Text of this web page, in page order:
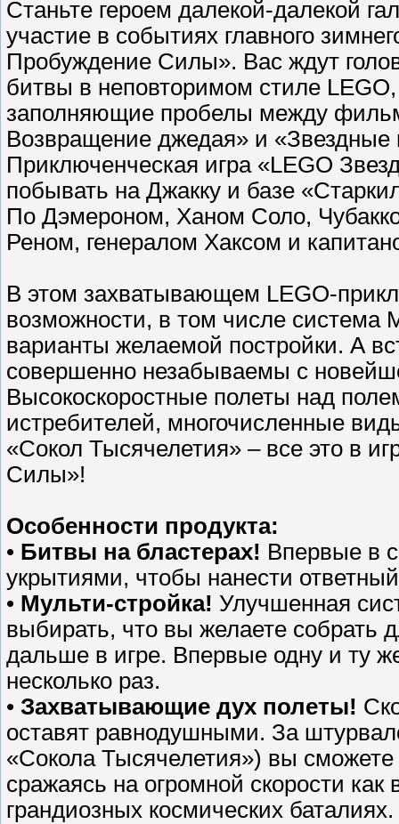
Станьте героем далекой-далекой
участие в событиях главного
Пробуждение Силы». Вас ждут
битвы в неповторимом стиле
заполняющие пробелы между
Возвращение джедая» и
Приключенческая игра «LEGO
побывать на Джакку и базе
По Дэмероном, Ханом Соло,
Реном, генералом Хаксом и
В этом захватывающем LEGO-
возможности, в том числе
варианты желаемой постройки. А
совершенно незабываемы с
Высокоскоростные полеты над
истребителей, многочисленные
«Сокол Тысячелетия» – все это в
Силы»!
Особенности продукта:
• Битвы на бластерах! Впервые в
укрытиями, чтобы нанести
• Мульти-стройка! Улучшенная
выбирать, что вы желаете собрать
дальше в игре. Впервые одну и ту
несколько раз.
• Захватывающие дух полеты!
оставят равнодушными. За
«Сокола Тысячелетия») вы сможете
сражаясь на огромной скорости как
грандиозных космических баталиях.